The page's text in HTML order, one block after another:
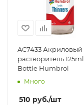
AC7433 Акриловый
растворитель 125ml
Bottle Humbrol
Много
510 руб./шт